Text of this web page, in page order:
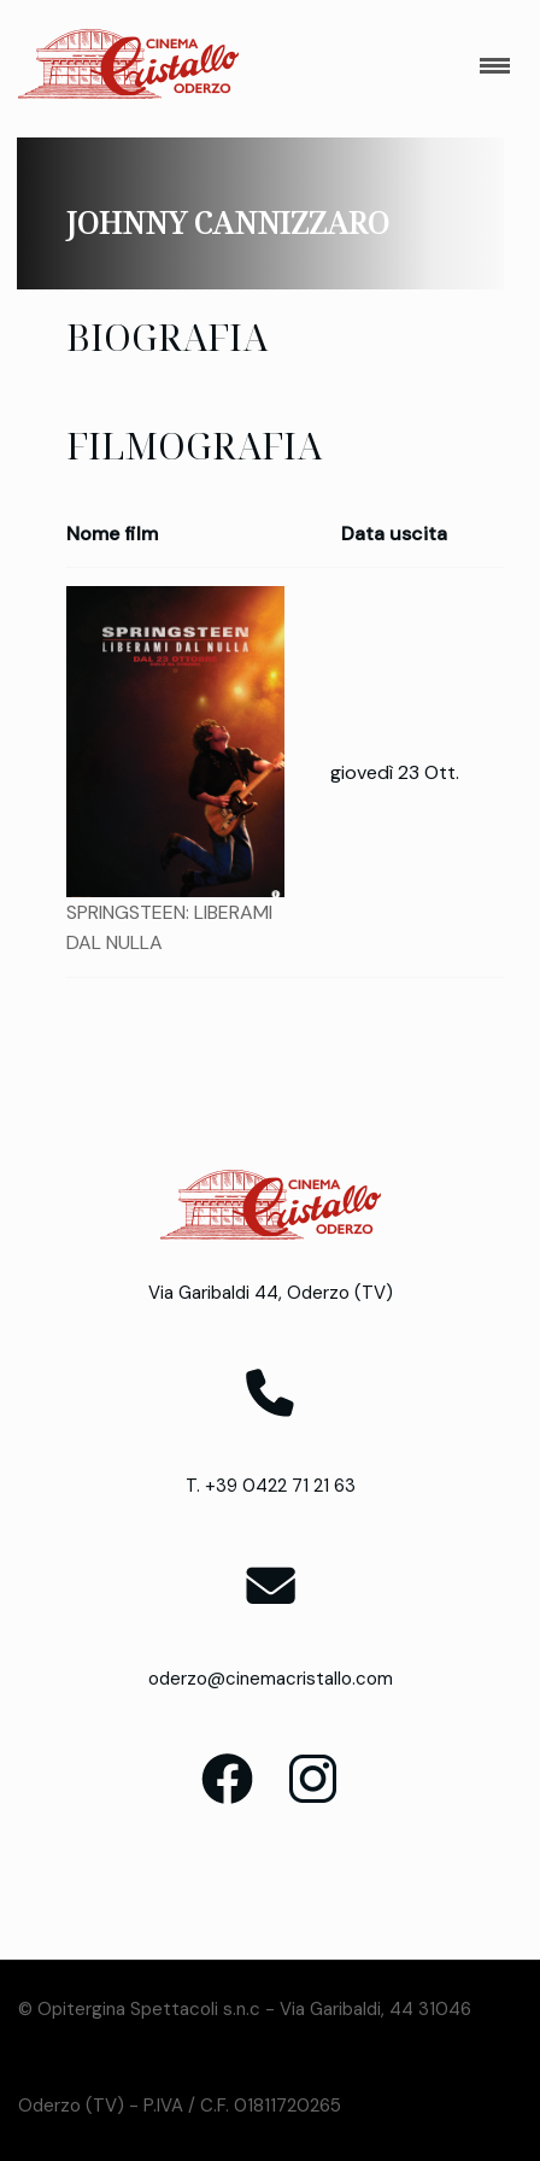
JOHNNY CANNIZZARO
BIOGRAFIA
FILMOGRAFIA
Nome film Data uscita
SPRINGSTEEN: LIBERAMI
DAL NULLA
giovedì 23 Ott.
Via Garibaldi 44, Oderzo (TV)
T. +39 0422 71 21 63
oderzo@cinemacristallo.com
© Opitergina Spettacoli s.n.c - Via Garibaldi, 44 31046
Oderzo (TV) - P.IVA / C.F. 01811720265